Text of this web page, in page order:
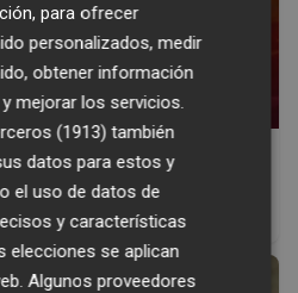
la vieja escuela ¡Cómo los de
para ofrecer
personalizados, medir
obtener información
mejorar los servicios.
(1913) también
datos para estos y
el uso de datos de
y características
elecciones se aplican
Algunos proveedores